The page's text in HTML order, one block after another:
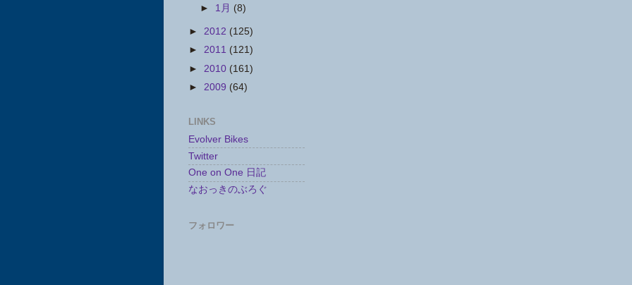
► 1月 (8)
► 2012 (125)
► 2011 (121)
► 2010 (161)
► 2009 (64)
LINKS
Evolver Bikes
Twitter
One on One 日記
なおっきのぶろぐ
フォロワー